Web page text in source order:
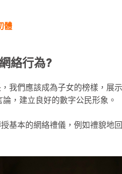
體
絡行為?
我們應該成為子女的榜樣，展
，建立良好的數字公民形象。
基本的網絡禮儀，例如禮貌地